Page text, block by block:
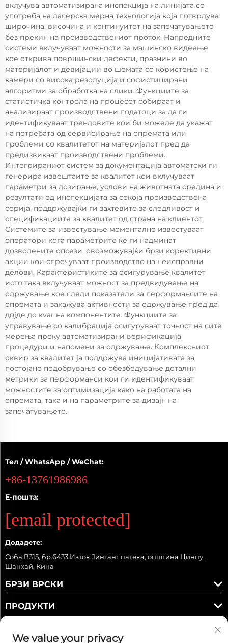
вклучува автоматизирана инспекција на линијата со
употреба на ласерска мерна технологија која потврдува
широчина, височина и континуитет на запечатувањето
без прекин на производствениот проток. Напредните
системи вклучуваат можности за машинско видеење
кое открива површински дефекти, празнини во
материјалот и девијации во шемата со користење на
камери со висока резолуција и софистицирани
алгоритми за обработка на слики. Функциите за
статистичка контрола на процесот собираат и
анализираат производствени податоци за да ги
идентификуваат трендовите кои би можеле да укажат
на потребата од сервисирање на опремата или
проблеми со квалитетот на материјалот пред да
предизвикаат производствени проблеми.
Интегрираниот систем за документација автоматски ги
генерира извештаите за квалитет кои вклучуваат
параметри за дозирање, услови на животната средина и
резултати од инспекцијата за секоја производствена
серија, поддржувајќи ги захтевите за следливост и
спецификациите за квалитет од страна на клиентот.
Системите за известување моментално известуваат
оператори кога параметрите ќе ги надминат
дозволените опсези, овозможувајќи брзи корективни
акции кои спречуваат производство на неисправни
делови. Карактеристиките за осигурување квалитет
исто така вклучуваат можност за предвидување на
одржување кое следи показатели за перформансите на
опремата и закажува активности за одржување пред да
дојде до кvar на компонентите. Функциите за
управување со калибрација осигуруваат точност на сите
мерења преку автоматизирани верификација
процедури и напомени за одржување. Комплексниот
оквир за квалитет ја поддржува иницијативата за
постојано подобрување со обезбедување детални
метрики за перформанси кои ги идентификуваат
можностите за оптимизација како на работата на
опремата, така и на параметрите за дизајн на
запечатувањето.
Тел / WhatsApp / WeChat:
+86-13761986986
Е-пошта:
[email protected]
Додадете:
Соба B315, бр.6433 Изток Јинганг патека, општина Цинпу,
Шанхай, Кина
БРЗИ ВРСКИ
ПРОДУКТИ
We value your privacy